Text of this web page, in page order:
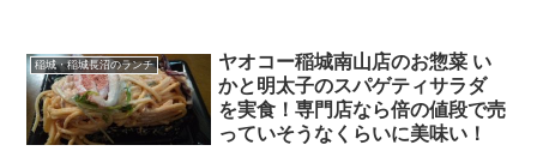
稲城・稲城長沼のランチ
ヤオコー稲城南山店のお惣菜 い
かと明太子のスパゲティサラダ
を実食！専門店なら倍の値段で売
っていそうなくらいに美味い！